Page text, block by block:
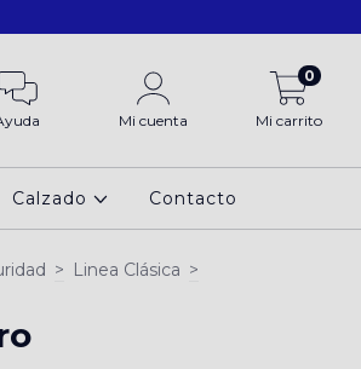
Mi cuenta Mi carrito
0
Calzado Contacto
> Linea Clásica >